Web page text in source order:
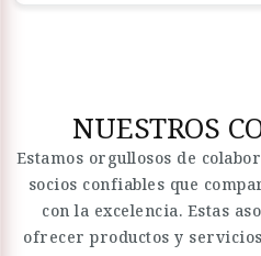
NUESTROS
Estamos orgullosos de
socios confiables que
con la excelencia. Estas
ofrecer productos y